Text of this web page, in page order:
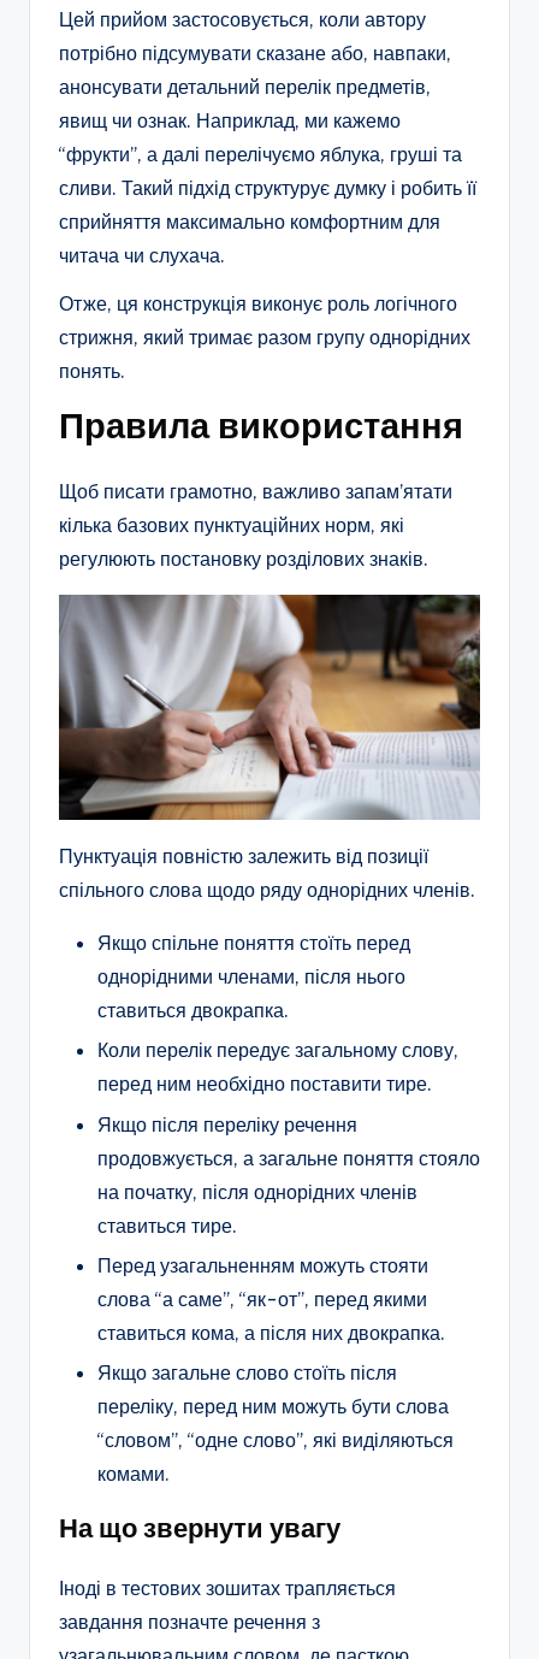
Цей прийом застосовується, коли автору
потрібно підсумувати сказане або, навпаки,
анонсувати детальний перелік предметів,
явищ чи ознак. Наприклад, ми кажемо
“фрукти”, а далі перелічуємо яблука, груші та
сливи. Такий підхід структурує думку і робить її
сприйняття максимально комфортним для
читача чи слухача.
Отже, ця конструкція виконує роль логічного
стрижня, який тримає разом групу однорідних
понять.
Правила використання
Щоб писати грамотно, важливо запам’ятати
кілька базових пунктуаційних норм, які
регулюють постановку розділових знаків.
Пунктуація повністю залежить від позиції
спільного слова щодо ряду однорідних членів.
Якщо спільне поняття стоїть перед
однорідними членами, після нього
ставиться двокрапка.
Коли перелік передує загальному слову,
перед ним необхідно поставити тире.
Якщо після переліку речення
продовжується, а загальне поняття стояло
на початку, після однорідних членів
ставиться тире.
Перед узагальненням можуть стояти
слова “а саме”, “як-от”, перед якими
ставиться кома, а після них двокрапка.
Якщо загальне слово стоїть після
переліку, перед ним можуть бути слова
“словом”, “одне слово”, які виділяються
комами.
На що звернути увагу
Іноді в тестових зошитах трапляється
завдання позначте речення з